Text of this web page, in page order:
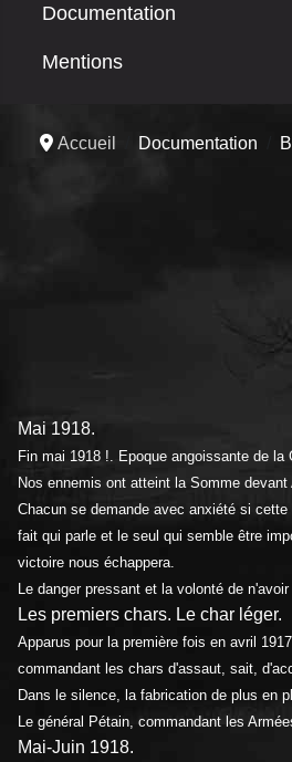
Documentation
Mentions
Accueil Documentation
Mai 1918.
Fin mai 1918 !. Epoque angoissante de
Nos ennemis ont atteint la Somme
Chacun se demande avec anxiété si
fait qui parle et le seul qui semble être
victoire nous échappera.
Le danger pressant et la volonté de
Les premiers chars. Le char léger.
Apparus pour la première fois en avril
commandant les chars d'assaut, sait,
Dans le silence, la fabrication de plus en
Le général Pétain, commandant les
Mai-Juin 1918.